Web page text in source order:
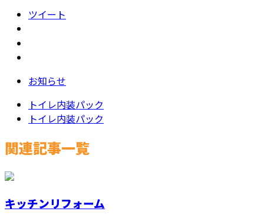
ツイート
お知らせ
トイレ内装パック
トイレ内装パック
関連記事一覧
キッチンリフォーム